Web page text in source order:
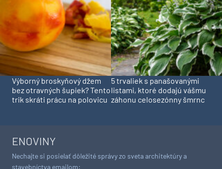
Výborný broskyňový džem
bez otravných šupiek? Tento
trik skráti prácu na polovicu
5 trvaliek s panašovanými
listami, ktoré dodajú vášmu
záhonu celosezónny šmrnc
ENOVINY
Nechajte si posielať dôležité správy zo sveta architektúry a
stavebníctva emailom: